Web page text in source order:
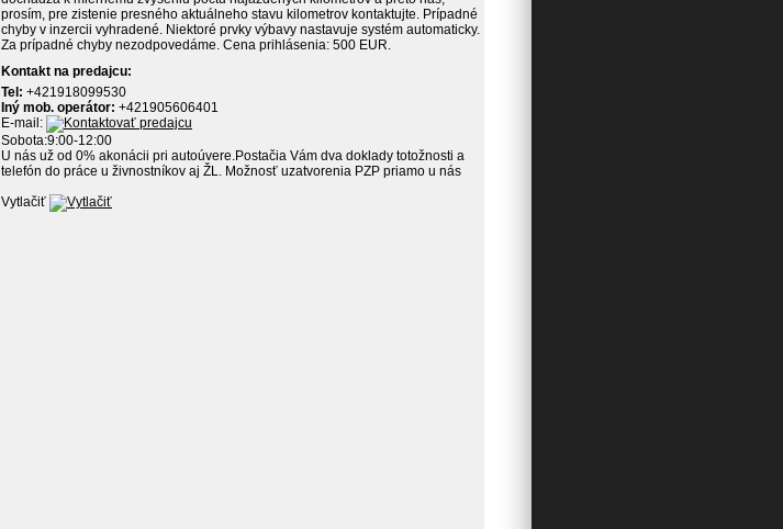
prosím, pre zistenie presného aktuálneho stavu kilometrov kontaktujte. Prípadné
chyby v inzercii vyhradené. Niektoré prvky výbavy nastavuje systém automaticky.
Za prípadné chyby nezodpovedáme. Cena prihlásenia: 500 EUR.
Kontakt na predajcu:
Tel: +421918099530
Iný mob. operátor: +421905606401
E-mail:
Sobota:9:00-12:00
U nás už od 0% akonácii pri autoúvere.Postačia Vám dva doklady totožnosti a
telefón do práce u živnostníkov aj ŽL. Možnosť uzatvorenia PZP priamo u nás
Vytlačiť